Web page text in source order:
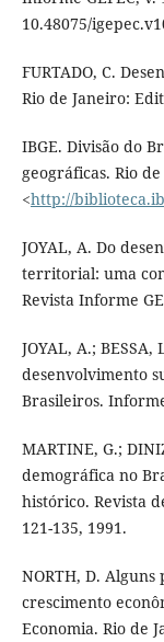
10.48075/
FURTADO, C.
Rio de Janeiro:
IBGE. Divisão do
geográficas. Rio
<http://
JOYAL, A. Do
territorial: uma
Revista Informe
JOYAL, A.;
desenvolvimento
Brasileiros.
MARTINE, G.;
demográfica no
histórico. Revista
121-135, 1991.
NORTH, D.
crescimento
Economia. Rio de